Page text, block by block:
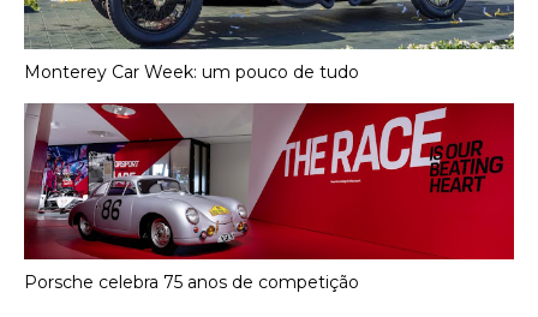
Monterey Car Week: um pouco de tudo
Porsche celebra 75 anos de competição